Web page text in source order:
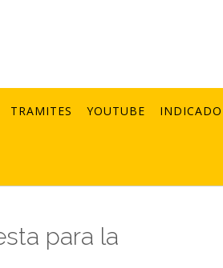
TRAMITES YOUTUBE
para la